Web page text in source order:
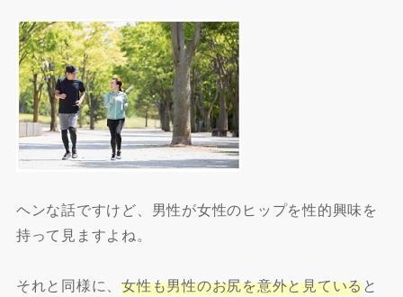
ヘンな話ですけど、男性が女性のヒップを性的興味を
持って見ますよね。
それと同様に、女性も男性のお尻を意外と見ていると